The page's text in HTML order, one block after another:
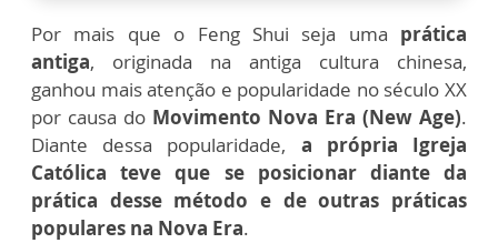
Por mais que o Feng Shui seja uma prática
antiga, originada na antiga cultura chinesa,
ganhou mais atenção e popularidade no século XX
por causa do Movimento Nova Era (New Age).
Diante dessa popularidade, a própria Igreja
Católica teve que se posicionar diante da
prática desse método e de outras práticas
populares na Nova Era.